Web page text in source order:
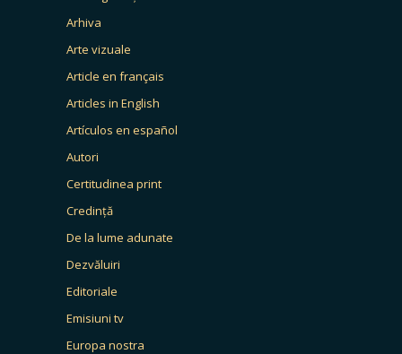
Arhiva
Arte vizuale
Article en français
Articles in English
Artículos en español
Autori
Certitudinea print
Credință
De la lume adunate
Dezvăluiri
Editoriale
Emisiuni tv
Europa nostra